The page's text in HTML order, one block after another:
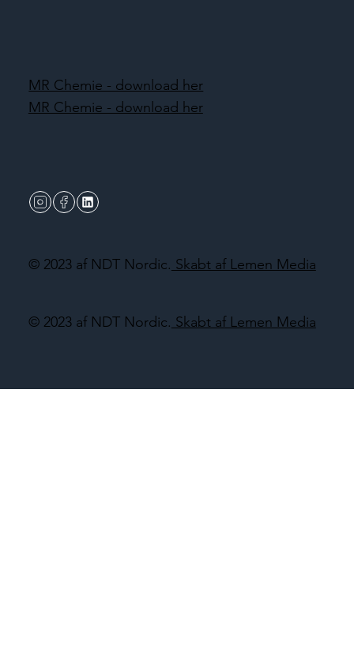
© 2023 af NDT Nordic. Skabt af Lemen Media
© 2023 af NDT Nordic. Skabt af Lemen Media
MR Chemie - download her
MR Chemie - download her